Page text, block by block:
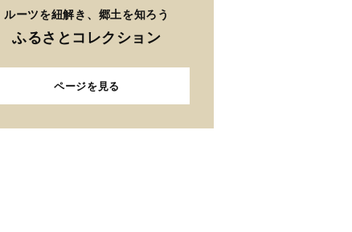
ルーツを紐解き、郷土を知ろう
ふるさとコレクション
ページを見る